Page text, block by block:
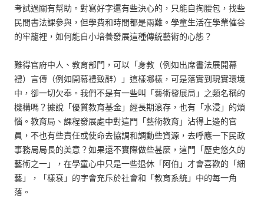
考試過關有幫助。對寫好字還有些決心的，只能自掏腰包，找些
民間書法課參與，但學費和時間都是兩難。學童生活在學業催谷
的牢籠裡，如何能自小培養發展這種傳統藝術的心態？
難得官府中人、教育部門，可以「身教（例如出席書法展開幕
禮）言傳（例如開幕禮致辭）」這樣哪樣，可是落實到現實環境
中，卻一切欠奉。我們不是有一些叫「藝術發展局」之類名稱的
機構嗎？據說「優質教育基金」經長期滾存，也有「水浸」的煩
惱。教育局、課程發展處中對這門「藝術教育」沾得上邊的官
員，不也有些責任或使命去協調和調動些資源，去呼應一下民政
事務局局長的美意？如果還不實際做些甚麼，這門「歷史悠久的
藝術之一」，在學童心中只是一些退休「阿伯」才會喜歡的「細
藝」，「樣衰」的字會充斥於社會和「教育系統」中的每一角
落。